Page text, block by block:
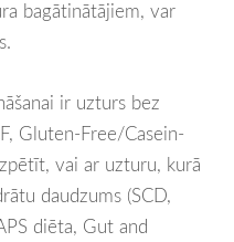
bagātinātājiem, var
ir uzturs bez
Gluten-Free/Casein-
vai ar uzturu, kurā
daudzums (SCD,
diēta, Gut and